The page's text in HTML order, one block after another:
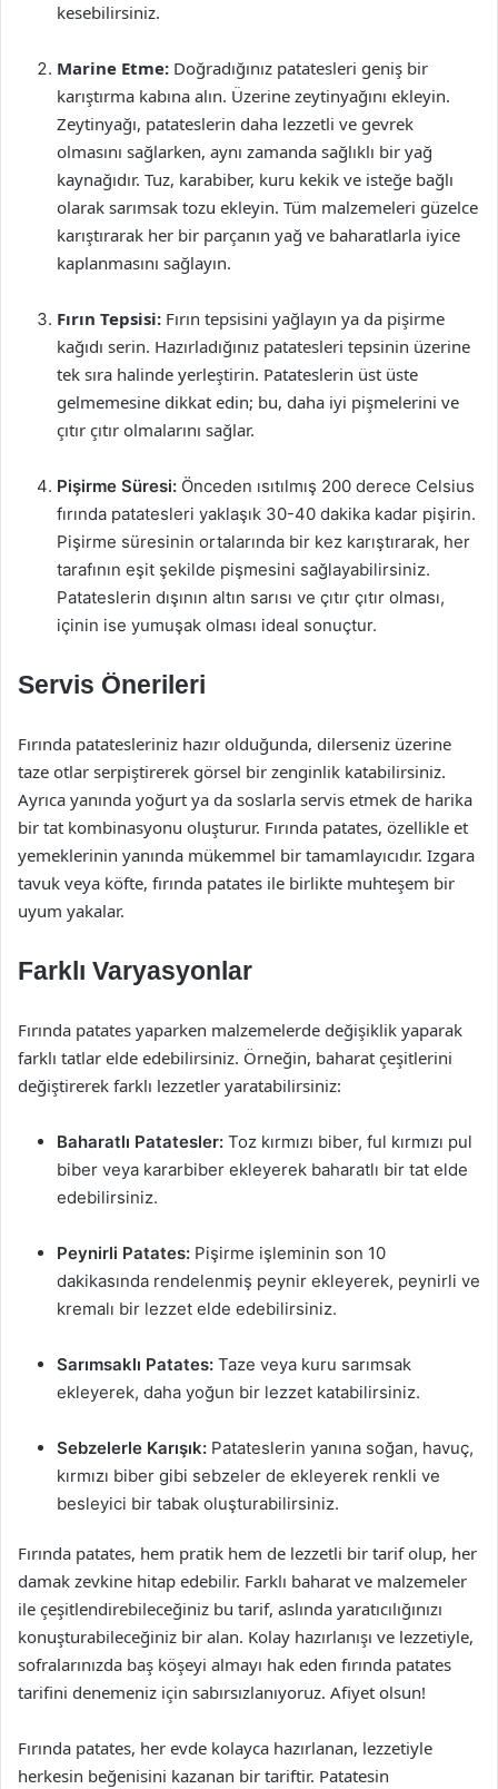
kesebilirsiniz.
Marine Etme: Doğradığınız patatesleri geniş bir
karıştırma kabına alın. Üzerine zeytinyağını ekleyin.
Zeytinyağı, patateslerin daha lezzetli ve gevrek
olmasını sağlarken, aynı zamanda sağlıklı bir yağ
kaynağıdır. Tuz, karabiber, kuru kekik ve isteğe bağlı
olarak sarımsak tozu ekleyin. Tüm malzemeleri güzelce
karıştırarak her bir parçanın yağ ve baharatlarla iyice
kaplanmasını sağlayın.
Fırın Tepsisi: Fırın tepsisini yağlayın ya da pişirme
kağıdı serin. Hazırladığınız patatesleri tepsinin üzerine
tek sıra halinde yerleştirin. Patateslerin üst üste
gelmemesine dikkat edin; bu, daha iyi pişmelerini ve
çıtır çıtır olmalarını sağlar.
Pişirme Süresi: Önceden ısıtılmış 200 derece Celsius
fırında patatesleri yaklaşık 30-40 dakika kadar pişirin.
Pişirme süresinin ortalarında bir kez karıştırarak, her
tarafının eşit şekilde pişmesini sağlayabilirsiniz.
Patateslerin dışının altın sarısı ve çıtır çıtır olması,
içinin ise yumuşak olması ideal sonuçtur.
Servis Önerileri
Fırında patatesleriniz hazır olduğunda, dilerseniz üzerine
taze otlar serpiştirerek görsel bir zenginlik katabilirsiniz.
Ayrıca yanında yoğurt ya da soslarla servis etmek de harika
bir tat kombinasyonu oluşturur. Fırında patates, özellikle et
yemeklerinin yanında mükemmel bir tamamlayıcıdır. Izgara
tavuk veya köfte, fırında patates ile birlikte muhteşem bir
uyum yakalar.
Farklı Varyasyonlar
Fırında patates yaparken malzemelerde değişiklik yaparak
farklı tatlar elde edebilirsiniz. Örneğin, baharat çeşitlerini
değiştirerek farklı lezzetler yaratabilirsiniz:
Baharatlı Patatesler: Toz kırmızı biber, ful kırmızı pul
biber veya kararbiber ekleyerek baharatlı bir tat elde
edebilirsiniz.
Peynirli Patates: Pişirme işleminin son 10
dakikasında rendelenmiş peynir ekleyerek, peynirli ve
kremalı bir lezzet elde edebilirsiniz.
Sarımsaklı Patates: Taze veya kuru sarımsak
ekleyerek, daha yoğun bir lezzet katabilirsiniz.
Sebzelerle Karışık: Patateslerin yanına soğan, havuç,
kırmızı biber gibi sebzeler de ekleyerek renkli ve
besleyici bir tabak oluşturabilirsiniz.
Fırında patates, hem pratik hem de lezzetli bir tarif olup, her
damak zevkine hitap edebilir. Farklı baharat ve malzemeler
ile çeşitlendirebileceğiniz bu tarif, aslında yaratıcılığınızı
konuşturabileceğiniz bir alan. Kolay hazırlanışı ve lezzetiyle,
sofralarınızda baş köşeyi almayı hak eden fırında patates
tarifini denemeniz için sabırsızlanıyoruz. Afiyet olsun!
Fırında patates, her evde kolayca hazırlanan, lezzetiyle
herkesin beğenisini kazanan bir tariftir. Patatesin